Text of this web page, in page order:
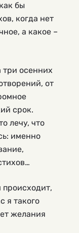
бы
когда нет
а какое –
три осенних
от
срок.
лечу, что
именно
происходит,
я такого
желания